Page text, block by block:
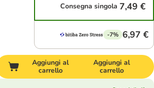
Consegna singola 7,49 €
-7% 6,97 €
Aggiungi al
carrello
Aggiungi al
carrello